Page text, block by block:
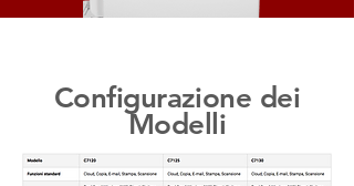
Configurazione dei
Modelli